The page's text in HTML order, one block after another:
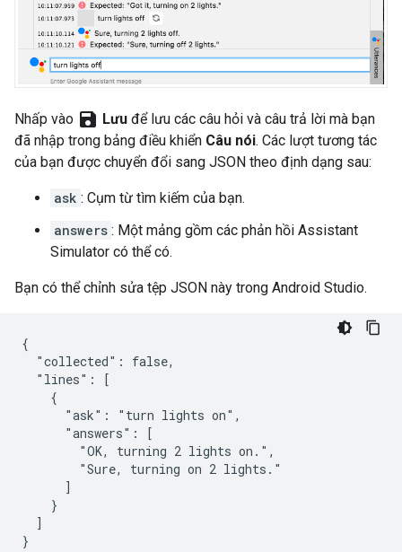
Nhấp vào save Lưu để lưu các câu hỏi và câu trả lời mà bạn
đã nhập trong bảng điều khiển Câu nói. Các lượt tương tác
của bạn được chuyển đổi sang JSON theo định dạng sau:
ask : Cụm từ tìm kiếm của bạn.
answers : Một mảng gồm các phản hồi Assistant
Simulator có thể có.
Bạn có thể chỉnh sửa tệp JSON này trong Android Studio.
{
  "collected": false,
  "lines": [
    {
      "ask": "turn lights on",
      "answers": [
        "OK, turning 2 lights on.",
        "Sure, turning on 2 lights."
      ]
    }
  ]